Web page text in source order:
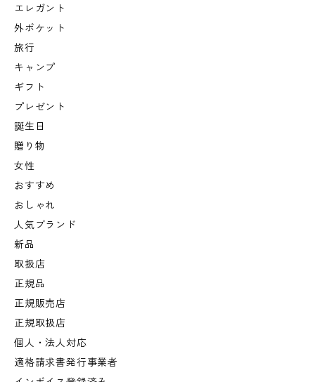
エレガント
外ポケット
旅行
キャンプ
ギフト
プレゼント
誕生日
贈り物
女性
おすすめ
おしゃれ
人気ブランド
新品
取扱店
正規品
正規販売店
正規取扱店
個人・法人対応
適格請求書発行事業者